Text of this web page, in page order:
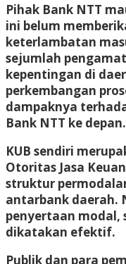
Pihak Bank NTT
ini belum
keterlambatan
sejumlah
kepentingan di
perkembangan
dampaknya
Bank NTT ke depan.
KUB sendiri
Otoritas Jasa
struktur
antarbank daerah.
penyertaan modal,
dikatakan efektif.
Publik dan para